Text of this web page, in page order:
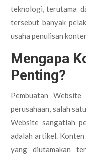
teknologi, terutama
tersebut banyak
usaha penulisan
Mengapa
Penting?
Pembuatan
perusahaan, salah
Website sangatlah
adalah artikel.
yang diutamakan